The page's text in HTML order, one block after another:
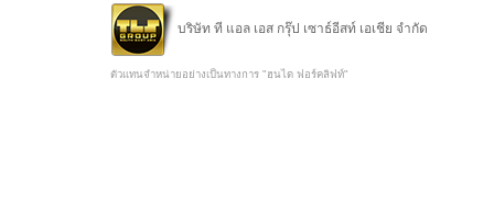
บริษัท ที แอล เอส กรุ๊ป เซาธ์อีสท์ เอเชีย จำกัด
ตัวแทนจำหน่ายอย่างเป็นทางการ "ฮุนได ฟอร์คลิฟท์"